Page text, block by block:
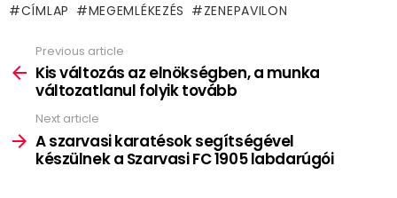
CÍMLAP MEGEMLÉKEZÉS ZENEPAVILON
more
Previous article
Kis változás az elnökségben, a munka
változatlanul folyik tovább
Next article
A szarvasi karatésok segítségével
készülnek a Szarvasi FC 1905 labdarúgói